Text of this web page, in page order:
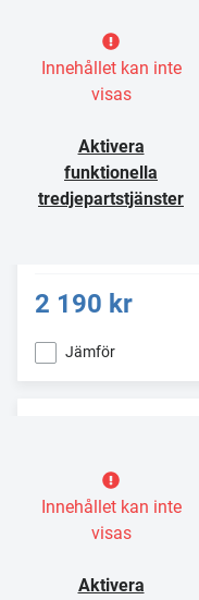
Innehållet kan inte
visas
Aktivera
funktionella
tredjepartstjänster
2 190 kr
Jämför
Innehållet kan inte
visas
Aktivera